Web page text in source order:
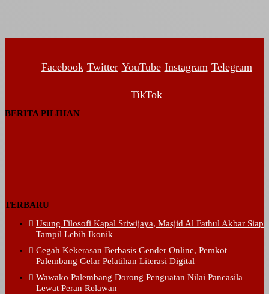
Facebook Twitter YouTube Instagram Telegram
TikTok
BERITA PILIHAN
TERBARU
Usung Filosofi Kapal Sriwijaya, Masjid Al Fathul Akbar Siap
Tampil Lebih Ikonik
Cegah Kekerasan Berbasis Gender Online, Pemkot
Palembang Gelar Pelatihan Literasi Digital
Wawako Palembang Dorong Penguatan Nilai Pancasila
Lewat Peran Relawan